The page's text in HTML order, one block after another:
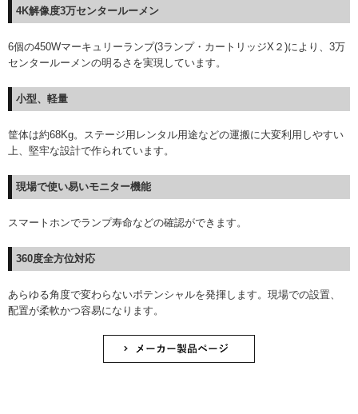
4K解像度3万センタールーメン
6個の450Wマーキュリーランプ(3ランプ・カートリッジX２)により、3万
センタールーメンの明るさを実現しています。
小型、軽量
筐体は約68Kg。ステージ用レンタル用途などの運搬に大変利用しやすい
上、堅牢な設計で作られています。
現場で使い易いモニター機能
スマートホンでランプ寿命などの確認ができます。
360度全方位対応
あらゆる角度で変わらないポテンシャルを発揮します。現場での設置、
配置が柔軟かつ容易になります。